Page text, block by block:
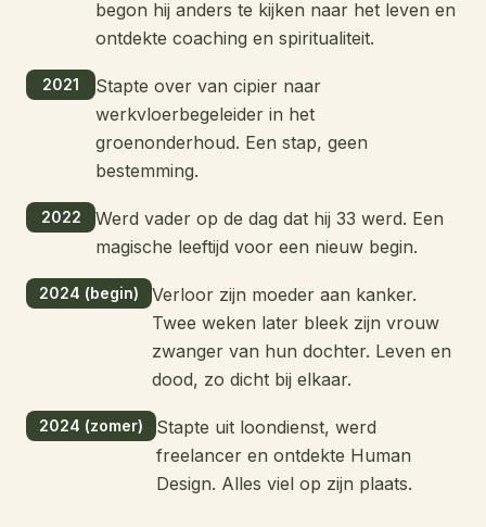
begon hij anders te kijken naar het leven en
ontdekte coaching en spiritualiteit.
2021
Stapte over van cipier naar
werkvloerbegeleider in het
groenonderhoud. Een stap, geen
bestemming.
2022
Werd vader op de dag dat hij 33 werd. Een
magische leeftijd voor een nieuw begin.
2024 (begin)
Verloor zijn moeder aan kanker.
Twee weken later bleek zijn vrouw
zwanger van hun dochter. Leven en
dood, zo dicht bij elkaar.
2024 (zomer)
Stapte uit loondienst, werd
freelancer en ontdekte Human
Design. Alles viel op zijn plaats.